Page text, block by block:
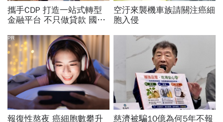
攜手CDP 打造一站式轉型
金融平台 不只做貸款 國泰
空汙來襲機車族請關注癌細
胞入侵
報復性熬夜 癌細胞數攀升
PR
慈濟被騙10億為何5年不報